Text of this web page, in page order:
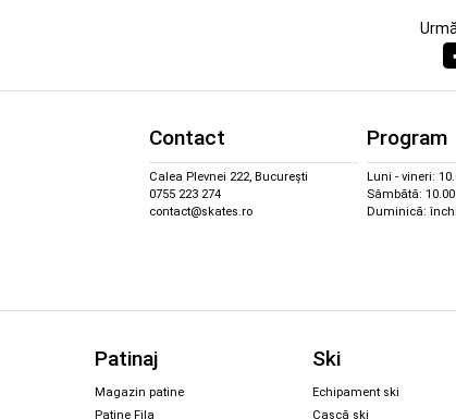
Contact
Calea Plevnei 222, București
0755 223 274
contact@skates.ro
Program
Luni - vineri:
Sâmbătă: 10.00
Duminică:
Patinaj
Magazin patine
Patine Fila
Ski
Echipament ski
Cască ski